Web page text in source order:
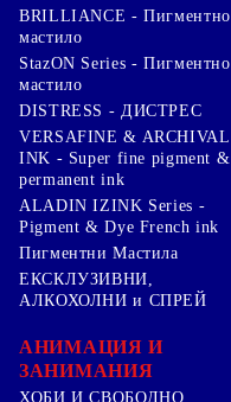
BRILLIANCE - Пигментно
мастило
StazON Series - Пигментно
мастило
DISTRESS - ДИСТРЕС
VERSAFINE & ARCHIVAL
INK - Super fine pigment &
permanent ink
ALADIN IZINK Series -
Pigment & Dye French ink
Пигментни Мастила
ЕКСКЛУЗИВНИ,
АЛКОХОЛНИ и СПРЕЙ
АНИМАЦИЯ И
ЗАНИМАНИЯ
ХОБИ И СВОБОДНО